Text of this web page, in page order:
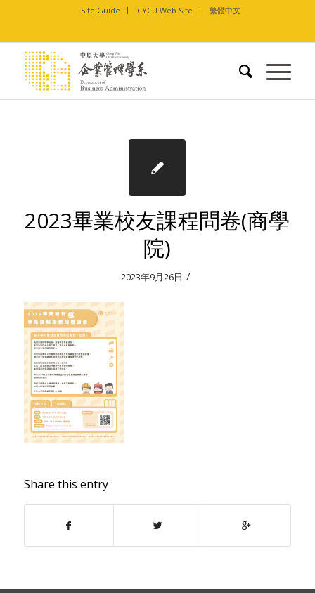
Site Guide CYCU Web Site 繁體中文
2023畢業校友課程問卷(商學
院)
2023年9月26日 /
Share this entry